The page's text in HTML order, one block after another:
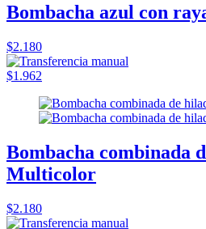
Bombacha azul con
$2.180
$1.962
Bombacha combinada
Multicolor
$2.180